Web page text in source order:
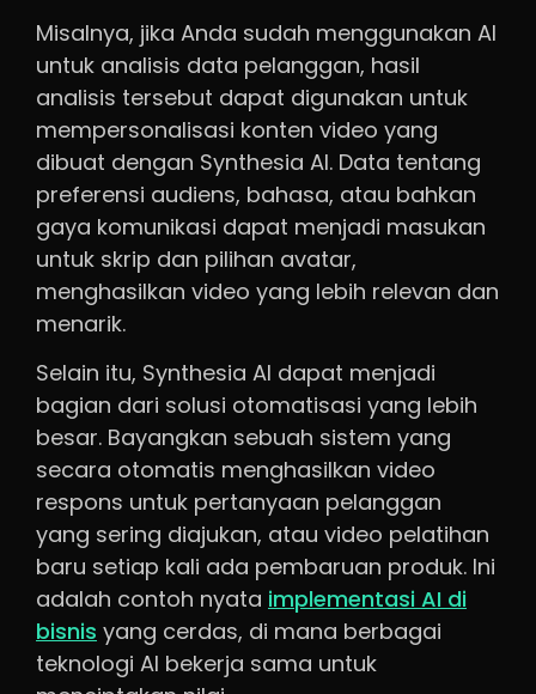
Misalnya, jika Anda sudah menggunakan AI
untuk analisis data pelanggan, hasil
analisis tersebut dapat digunakan untuk
mempersonalisasi konten video yang
dibuat dengan Synthesia AI. Data tentang
preferensi audiens, bahasa, atau bahkan
gaya komunikasi dapat menjadi masukan
untuk skrip dan pilihan avatar,
menghasilkan video yang lebih relevan dan
menarik.
Selain itu, Synthesia AI dapat menjadi
bagian dari solusi otomatisasi yang lebih
besar. Bayangkan sebuah sistem yang
secara otomatis menghasilkan video
respons untuk pertanyaan pelanggan
yang sering diajukan, atau video pelatihan
baru setiap kali ada pembaruan produk. Ini
adalah contoh nyata implementasi AI di
bisnis yang cerdas, di mana berbagai
teknologi AI bekerja sama untuk